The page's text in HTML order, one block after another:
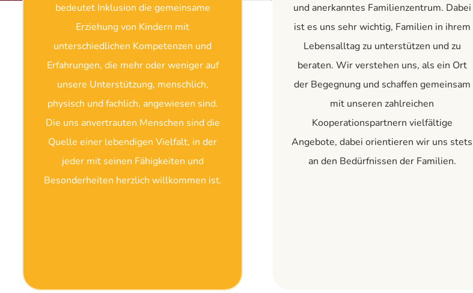
bedeutet Inklusion die gemeinsame
Erziehung von Kindern mit
unterschiedlichen Kompetenzen und
Erfahrungen, die mehr oder weniger auf
unsere Unterstützung, menschlich,
physisch und fachlich, angewiesen sind.
Die uns anvertrauten Menschen sind die
Quelle einer lebendigen Vielfalt, in der
jeder mit seinen Fähigkeiten und
Besonderheiten herzlich willkommen ist.
und anerkanntes Familienzentrum. Dabei
ist es uns sehr wichtig, Familien in ihrem
Lebensalltag zu unterstützen und zu
beraten. Wir verstehen uns, als ein Ort
der Begegnung und schaffen gemeinsam
mit unseren zahlreichen
Kooperationspartnern vielfältige
Angebote, dabei orientieren wir uns stets
an den Bedürfnissen der Familien.